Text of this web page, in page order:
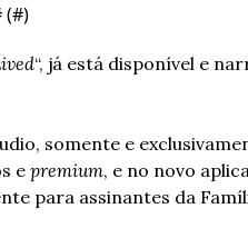
(#)
“, já está disponível e
somente e
e premium
para assinantes da